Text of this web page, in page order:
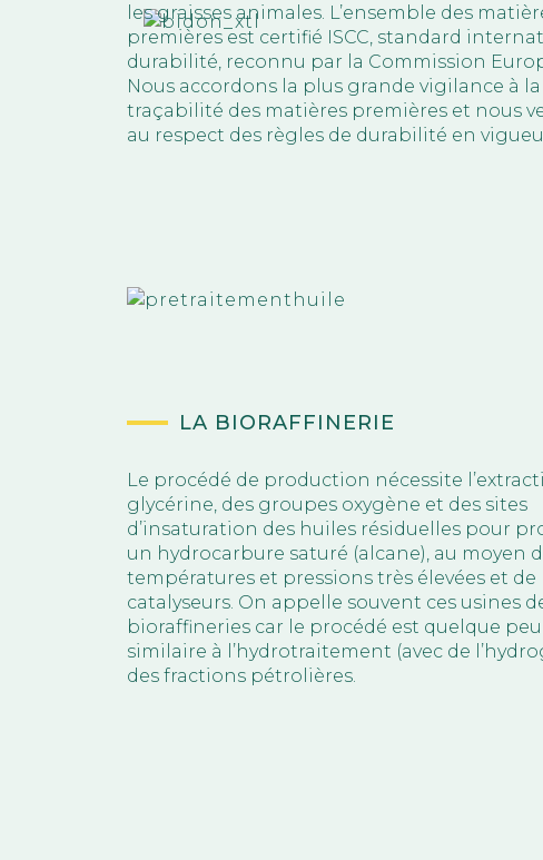
les graisses animales. L’ensemble des
premières est certifié ISCC, standard
durabilité, reconnu par la Commission
Nous accordons la plus grande vigilance à la
traçabilité des matières premières et nous
au respect des règles de durabilité en
LA BIORAFFINERIE
Le procédé de production nécessite
glycérine, des groupes oxygène et des sites
d’insaturation des huiles résiduelles pour
un hydrocarbure saturé (alcane), au moyen
températures et pressions très élevées et de
catalyseurs. On appelle souvent ces usines
bioraffineries car le procédé est quelque peu
similaire à l’hydrotraitement (avec de
des fractions pétrolières.